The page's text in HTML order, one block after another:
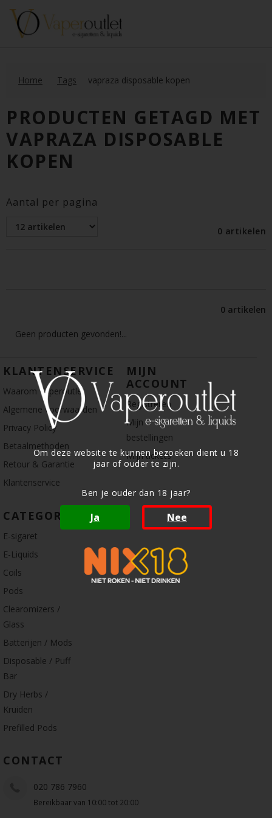
Om deze website te kunnen bezoeken dient u 18
jaar of ouder te zijn.
Ben je ouder dan 18 jaar?
Ja Nee
Home Tags vapraza disposable kopen
PRODUCTEN GETAGD MET
VAPRAZA DISPOSABLE
KOPEN
Aantal per pagina
0 artikelen
0 artikelen
Geen producten gevonden!...
KLANTENSERVICE
Waarom Vaperoutlet
Algemene voorwaarden
Privacy Policy
Betaalmethoden
Retour & Garantie
Klantenservice
MIJN
ACCOUNT
Registreren
Mijn
bestellingen
Mijn tickets
CATEGORIE
E-sigaret
E-Liquids
Coils
Pods
Clearomizers /
Glass
Batterijen / Mods
Disposable / Puff
Bar
Dry Herbs /
Kruiden
Prefilled Pods
CONTACT
020 786 7960
Bereikbaar van 10:00 tot 20:00